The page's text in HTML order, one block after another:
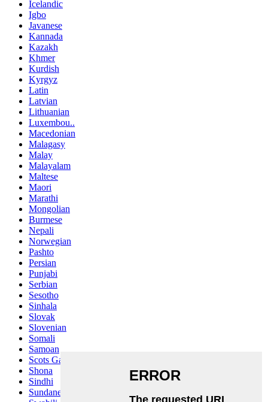
Icelandic
Igbo
Javanese
Kannada
Kazakh
Khmer
Kurdish
Kyrgyz
Latin
Latvian
Lithuanian
Luxembou..
Macedonian
Malagasy
Malay
Malayalam
Maltese
Maori
Marathi
Mongolian
Burmese
Nepali
Norwegian
Pashto
Persian
Punjabi
Serbian
Sesotho
Sinhala
Slovak
Slovenian
Somali
Samoan
Scots Gaelic
Shona
Sindhi
Sundanese